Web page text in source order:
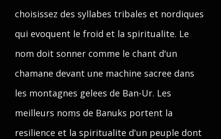
choisissez des syllabes tribales et nordiques
qui evoquent le froid et la spiritualite. Le
nom doit sonner comme le chant d'un
chamane devant une machine sacree dans
les montagnes gelees de Ban-Ur. Les
meilleurs noms de Banuks portent la
resilience et la spiritualite d'un peuple dont